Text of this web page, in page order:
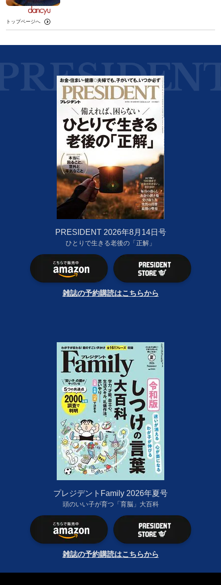
トップページへ
PRESIDENT 2026年8月14日号
ひとりで生きる老後の「正解」
雑誌の予約購読はこちらから
プレジデントFamily 2026年夏号
頭のいい子が育つ「育脳」大百科
雑誌の予約購読はこちらから